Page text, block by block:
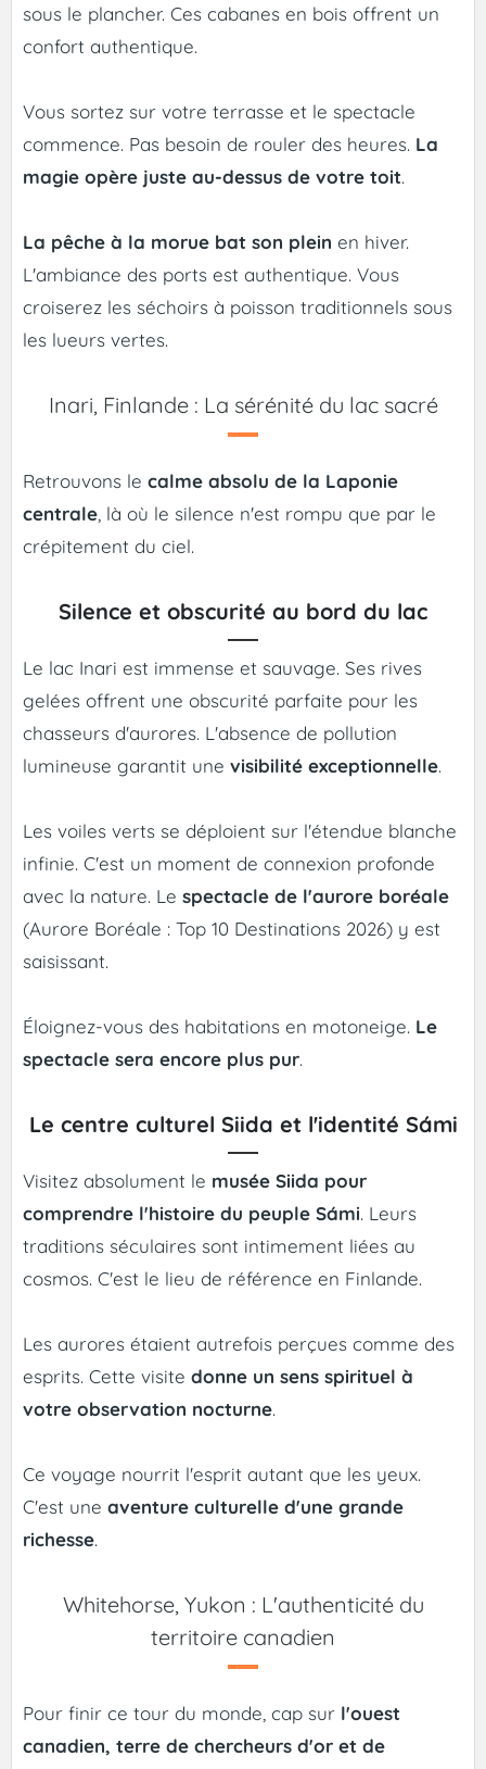
sous le plancher. Ces cabanes en bois offrent un
confort authentique.
Vous sortez sur votre terrasse et le spectacle
commence. Pas besoin de rouler des heures. La
magie opère juste au-dessus de votre toit.
La pêche à la morue bat son plein en hiver.
L'ambiance des ports est authentique. Vous
croiserez les séchoirs à poisson traditionnels sous
les lueurs vertes.
Inari, Finlande : La sérénité du lac sacré
Retrouvons le calme absolu de la Laponie
centrale , là où le silence n'est rompu que par le
crépitement du ciel.
Silence et obscurité au bord du lac
Le lac Inari est immense et sauvage. Ses rives
gelées offrent une obscurité parfaite pour les
chasseurs d'aurores. L'absence de pollution
lumineuse garantit une visibilité exceptionnelle.
Les voiles verts se déploient sur l'étendue blanche
infinie. C'est un moment de connexion profonde
avec la nature. Le spectacle de l'aurore boréale
(Aurore Boréale : Top 10 Destinations 2026) y est
saisissant.
Éloignez-vous des habitations en motoneige. Le
spectacle sera encore plus pur.
Le centre culturel Siida et l'identité Sámi
Visitez absolument le musée Siida pour
comprendre l'histoire du peuple Sámi. Leurs
traditions séculaires sont intimement liées au
cosmos. C'est le lieu de référence en Finlande.
Les aurores étaient autrefois perçues comme des
esprits. Cette visite donne un sens spirituel à
votre observation nocturne.
Ce voyage nourrit l'esprit autant que les yeux.
C'est une aventure culturelle d'une grande
richesse.
Whitehorse, Yukon : L'authenticité du
territoire canadien
Pour finir ce tour du monde, cap sur l'ouest
canadien, terre de chercheurs d'or et de